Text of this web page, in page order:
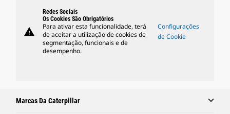
warning
Redes Sociais
Os Cookies São Obrigatórios
Para ativar esta funcionalidade, terá
de aceitar a utilização de cookies de
segmentação, funcionais e de
desempenho.
Configurações
de Cookie
Marcas Da Caterpillar